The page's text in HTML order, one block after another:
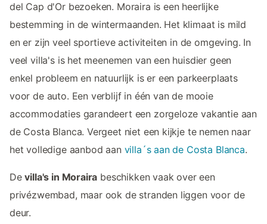
del Cap d'Or bezoeken. Moraira is een heerlijke
bestemming in de wintermaanden. Het klimaat is mild
en er zijn veel sportieve activiteiten in de omgeving. In
veel villa's is het meenemen van een huisdier geen
enkel probleem en natuurlijk is er een parkeerplaats
voor de auto. Een verblijf in één van de mooie
accommodaties garandeert een zorgeloze vakantie aan
de Costa Blanca. Vergeet niet een kijkje te nemen naar
het volledige aanbod aan villa´s aan de Costa Blanca.
Devilla's in Moraira beschikken vaak over een
privézwembad, maar ook de stranden liggen voor de
deur.